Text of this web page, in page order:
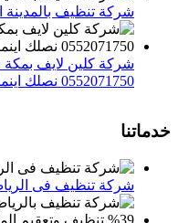
شركة تنظيف بالمدينة
0552071750 نصلك اينما كنت
خدماتنا
شركة تنظيف فى